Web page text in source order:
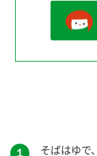
１ そばはゆで